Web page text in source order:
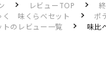
レビューTOP
く 味くらべセット
ポ
のレビュー一覧
味比